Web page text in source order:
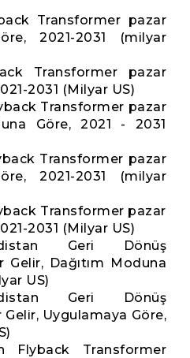
Transformer pazar
2021-2031 (milyar
Transformer pazar
2031 (Milyar US)
Transformer pazar
Göre, 2021 - 2031
Transformer pazar
2021-2031 (milyar
Transformer pazar
2031 (Milyar US)
Geri Dönüş
Dağıtım Moduna
US)
Geri Dönüş
Uygulamaya Göre,
Flyback Transformer